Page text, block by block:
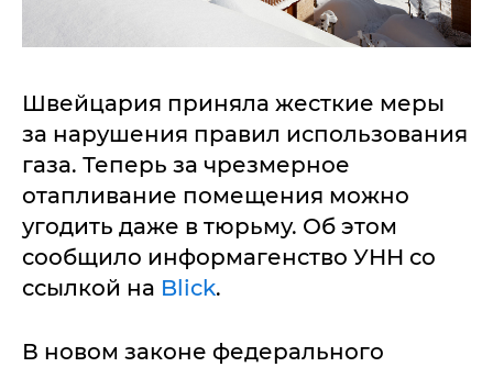
Швейцария приняла жесткие меры
за нарушения правил использования
газа. Теперь за чрезмерное
отапливание помещения можно
угодить даже в тюрьму. Об этом
сообщило информагенство УНН со
ссылкой на Blick.
В новом законе федерального